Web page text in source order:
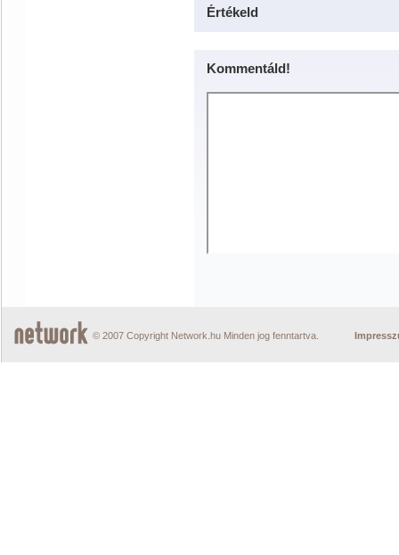
Értékeld
Kommentáld!
© 2007 Copyright Network.hu Minden jog fenntartva.